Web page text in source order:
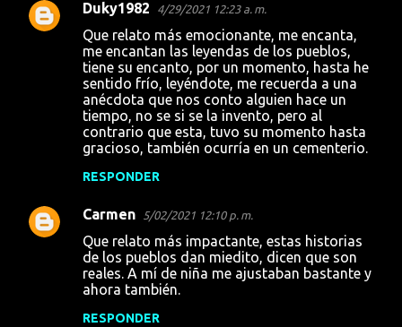
Duky1982 4/29/2021 12:23 a. m.
Que relato más emocionante, me encanta,
me encantan las leyendas de los pueblos,
tiene su encanto, por un momento, hasta he
sentido frío, leyéndote, me recuerda a una
anécdota que nos conto alguien hace un
tiempo, no se si se la invento, pero al
contrario que esta, tuvo su momento hasta
gracioso, también ocurría en un cementerio.
RESPONDER
Carmen 5/02/2021 12:10 p. m.
Que relato más impactante, estas historias
de los pueblos dan miedito, dicen que son
reales. A mí de niña me ajustaban bastante y
ahora también.
RESPONDER